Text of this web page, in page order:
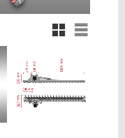
Rutnätsvy
Listvy